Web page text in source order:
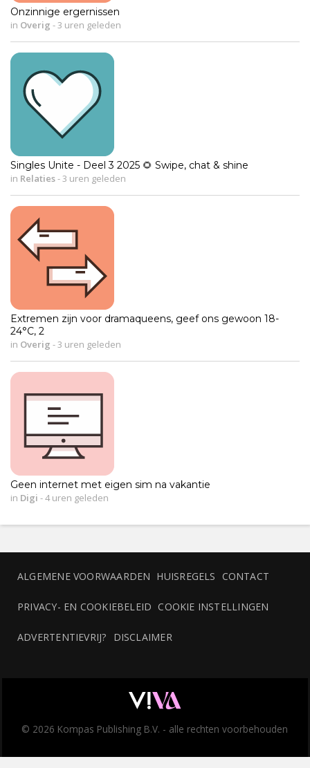
Onzinnige ergernissen
in Overig - 3 uren geleden
Singles Unite - Deel 3 2025 🌻 Swipe, chat & shine
in Relaties- 3 uren geleden
Extremen zijn voor dramaqueens, geef ons gewoon 18-
24°C, 2
in Overig - 3 uren geleden
Geen internet met eigen sim na vakantie
in Digi -4 uren geleden
ALGEMENE VOORWAARDEN HUISREGELS CONTACT
PRIVACY- EN COOKIEBELEID COOKIE INSTELLINGEN
ADVERTENTIEVRIJ? DISCLAIMER
© 2026 Kompas Publishing B.V. - alle rechten voorbehouden